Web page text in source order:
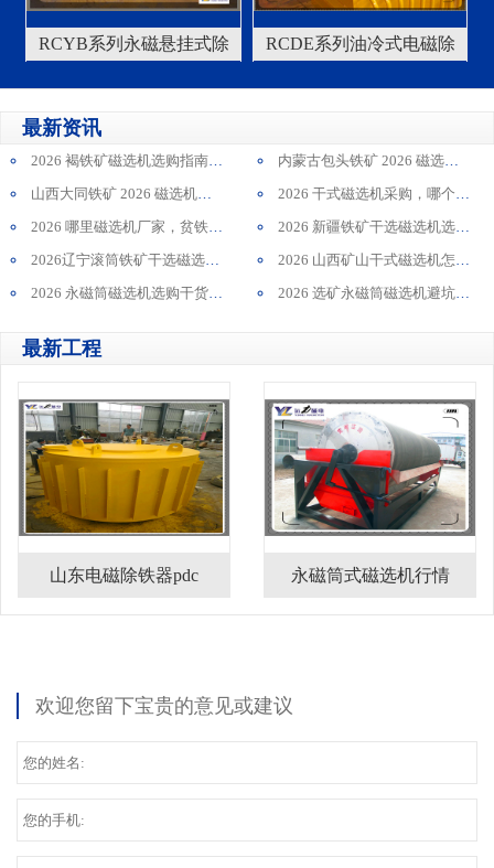
RCYB系列永磁悬挂式除
RCDE系列油冷式电磁除
最新资讯
2026 褐铁矿磁选机选购指南：哪家厂家口碑与综合实力更靠谱?
内蒙古包头铁矿 2026 磁选机采购认准哪些指标？远力磁电实操方法现场案例剖析
山西大同铁矿 2026 磁选机龙头厂家怎么选？远力磁电实操选型方案案例汇总
2026 干式磁选机采购，哪个厂家专攻贫铁矿干抛？
2026 哪里磁选机厂家，贫铁矿干抛分选方案更专业？
2026 新疆铁矿干选磁选机选购：口碑供应商远力磁电案例
2026辽宁滚筒铁矿干选磁选机设备哪家质量稳？远力磁电深度解析
2026 山西矿山干式磁选机怎么挑，永磁筒式铁矿磁选机口碑大厂推荐谁？
2026 永磁筒磁选机选购干货 山东远磁磁电大厂耐磨抗造 云南铁矿真实投产案例
2026 选矿永磁筒磁选机避坑选购 行业老牌厂家 广西高岭土稳定运行多年案例
最新工程
山东电磁除铁器pdc 永磁筒式磁选机行情
欢迎您留下宝贵的意见或建议